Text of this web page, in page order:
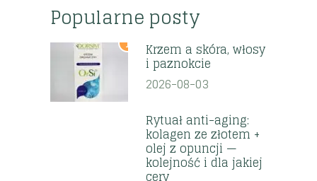
Popularne posty
1 Krzem a skóra, włosy
i paznokcie
2026-08-03
Rytuał anti-aging:
kolagen ze złotem +
olej z opuncji —
kolejność i dla jakiej
cery